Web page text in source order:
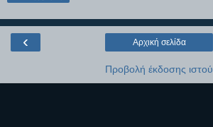
‹ Αρχική σελίδα
Προβολή έκδοσης ιστού